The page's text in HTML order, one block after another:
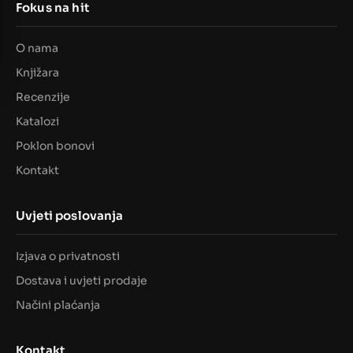
Fokus na hit
O nama
Knjižara
Recenzije
Katalozi
Poklon bonovi
Kontakt
Uvjeti poslovanja
Izjava o privatnosti
Dostava i uvjeti prodaje
Načini plaćanja